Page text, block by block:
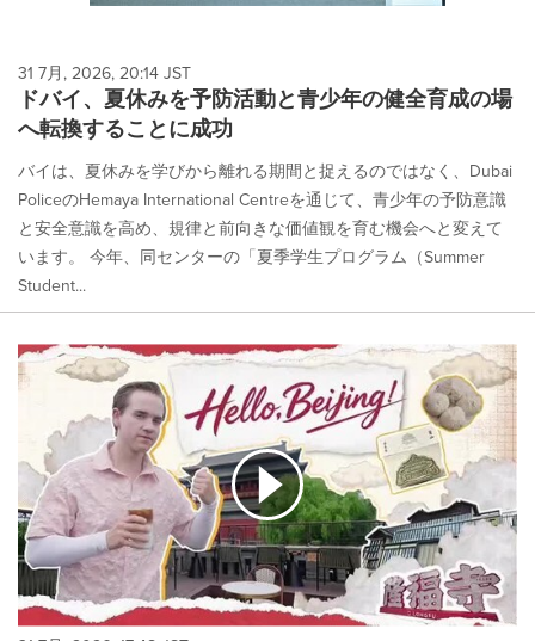
31 7月, 2026, 20:14 JST
ドバイ、夏休みを予防活動と青少年の健全育成の場
へ転換することに成功
バイは、夏休みを学びから離れる期間と捉えるのではなく、Dubai
PoliceのHemaya International Centreを通じて、青少年の予防意識
と安全意識を高め、規律と前向きな価値観を育む機会へと変えて
います。 今年、同センターの「夏季学生プログラム（Summer
Student...